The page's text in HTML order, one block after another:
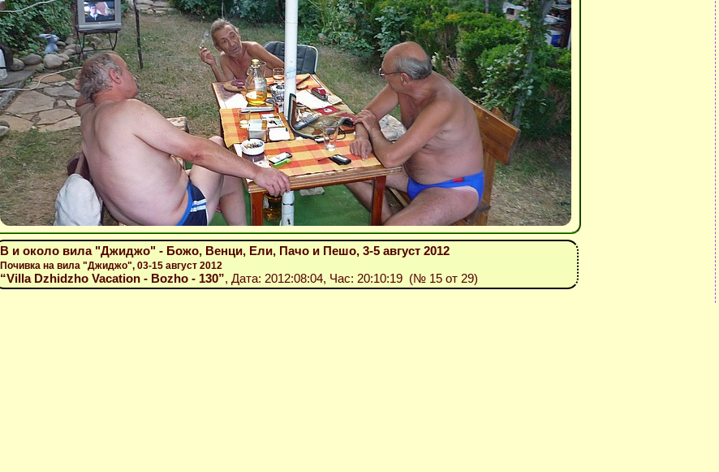
В и около вила "Джиджо" - Божо, Венци, Ели, Пачо и Пешо, 3-5 август 2012
Почивка на вила "Джиджо", 03-15 август 2012
“Villa Dzhidzho Vacation - Bozho - 130”, Дата: 2012:08:04, Час: 20:10:19 (№ 15 от 29)